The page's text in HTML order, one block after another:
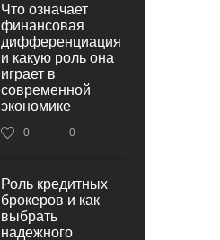
Что означает
финансовая
дифференциация
и какую роль она
играет в
современной
экономике
0 0
Роль кредитных
брокеров и как
выбрать
надежного